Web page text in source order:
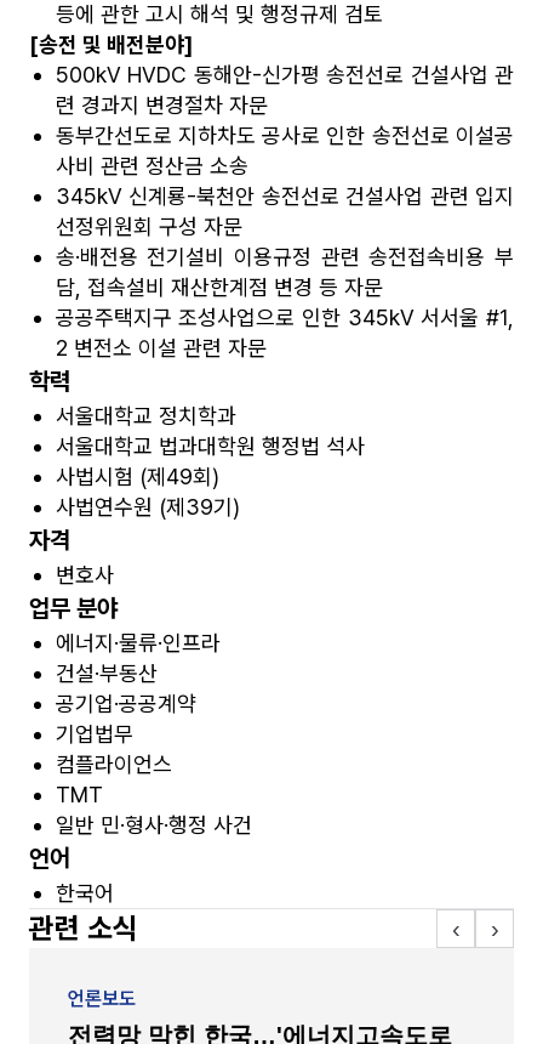
등에 관한 고시 해석 및 행정규제 검토
[송전 및 배전분야]
500kV HVDC 동해안-신가평 송전선로 건설사업 관
련 경과지 변경절차 자문
동부간선도로 지하차도 공사로 인한 송전선로 이설공
사비 관련 정산금 소송
345kV 신계룡-북천안 송전선로 건설사업 관련 입지
선정위원회 구성 자문
송·배전용 전기설비 이용규정 관련 송전접속비용 부
담, 접속설비 재산한계점 변경 등 자문
공공주택지구 조성사업으로 인한 345kV 서서울 #1,
2 변전소 이설 관련 자문
학력
서울대학교 정치학과
서울대학교 법과대학원 행정법 석사
사법시험 (제49회)
사법연수원 (제39기)
자격
변호사
업무 분야
에너지·물류·인프라
건설·부동산
공기업·공공계약
기업법무
컴플라이언스
TMT
일반 민·형사·행정 사건
언어
한국어
관련 소식 ‹ ›
언론보도
전력망 막힌 한국…'에너지고속도로